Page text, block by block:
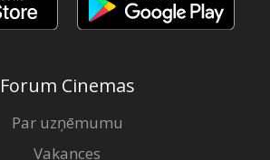
Forum Cinemas
Par uzņēmumu
Vakances